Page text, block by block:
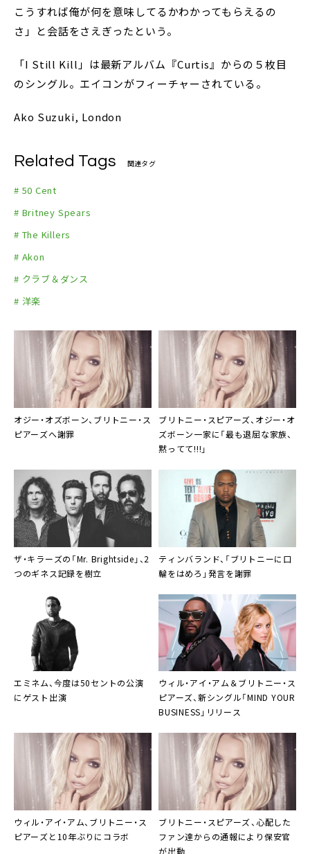
こうすれば俺が何を意味してるかわかってもらえるの
さ」と会話をさえぎったという。
「I Still Kill」は最新アルバム『Curtis』からの５枚目
のシングル。エイコンがフィーチャーされている。
Ako Suzuki, London
Related Tags 関連タグ
# 50 Cent
# Britney Spears
# The Killers
# Akon
# クラブ＆ダンス
# 洋楽
オジー・オズボーン、ブリトニー・ス
ピアーズへ謝罪
ブリトニー・スピアーズ、オジー・オ
ズボーン一家に「最も退屈な家族、
黙ってて!!!」
ザ・キラーズの「Mr. Brightside」、2
つのギネス記録を樹立
ティンバランド、「ブリトニーに口
輪をはめろ」発言を謝罪
エミネム、今度は50セントの公演
にゲスト出演
ウィル・アイ・アム＆ブリトニー・ス
ピアーズ、新シングル「MIND YOUR
BUSINESS」リリース
ウィル・アイ・アム、ブリトニー・ス
ピアーズと10年ぶりにコラボ
ブリトニー・スピアーズ、心配した
ファン達からの通報により保安官
が出動